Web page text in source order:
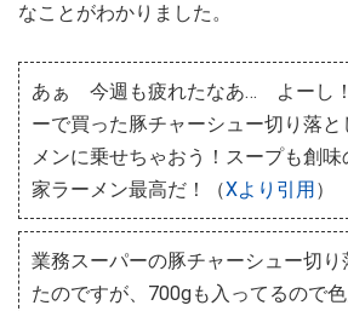
なことがわかりました。
あぁ 今週も疲れたなあ… よーし
ーで買った豚チャーシュー切り落
メンに乗せちゃおう！スープも創味
家ラーメン最高だ！（Xより引用）
業務スーパーの豚チャーシュー切
たのですが、700gも入ってるので